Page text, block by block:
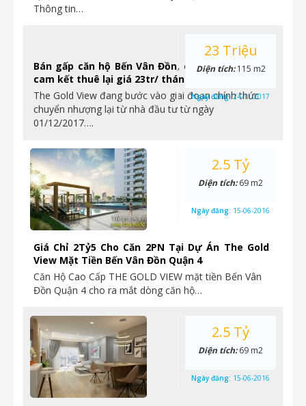
Thông tin…
Bán gấp căn hộ Bến Vân Đồn, chỉ từ 2.4tỷ/ căn,
cam kết thuê lại giá 23tr/ tháng.
The Gold View đang bước vào giai đoạn chính thức
chuyển nhượng lại từ nhà đầu tư từ ngày
01/12/2017….
23 Triệu
Diện tích:115 m2
Ngày đăng:24-11-2017
Giá Chỉ 2Tỷ5 Cho Căn 2PN Tại Dự Án The Gold
View Mặt Tiền Bến Vân Đồn Quận 4
Căn Hộ Cao Cấp THE GOLD VIEW mặt tiền Bến Vân
Đồn Quận 4 cho ra mắt dòng căn hộ…
2.5 Tỷ
Diện tích:69 m2
Ngày đăng: 15-06-2016
2.5 Tỷ
Diện tích:69 m2
Ngày đăng: 15-06-2016